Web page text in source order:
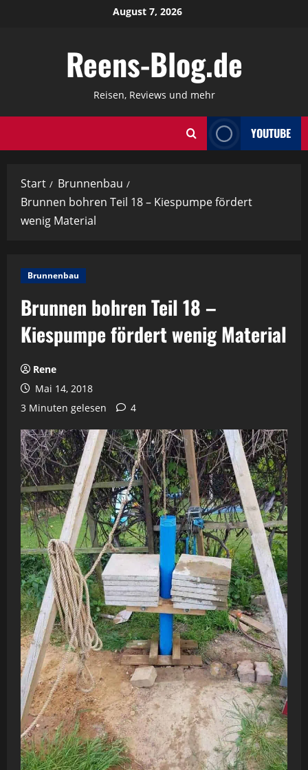
August 7, 2026
Reens-Blog.de
Reisen, Reviews und mehr
YOUTUBE
Start
Brunnenbau
Brunnen bohren Teil 18 – Kiespumpe fördert
wenig Material
Brunnenbau
Brunnen bohren Teil 18 –
Kiespumpe fördert wenig Material
Rene
Mai 14, 2018
3 Minuten gelesen
4